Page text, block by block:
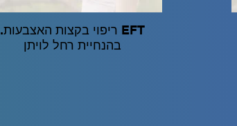
EFT ריפוי בקצות האצבעות.
בהנחיית רחל לויתן